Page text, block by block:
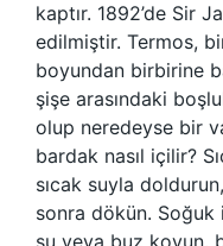
kaptır. 1892’de Sir
edilmiştir. Termos,
boyundan birbirine
şişe arasındaki
olup neredeyse bir
bardak nasıl içilir?
sıcak suyla
sonra dökün.
su veya buz koyun,